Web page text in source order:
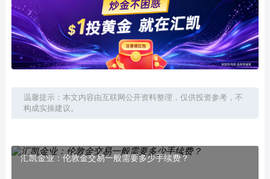
温馨提示：本文内容由互联网公开资料整理，仅供投资参考，不
构成实操建议。
汇凯金业：伦敦金交易一般需要多少手续费？